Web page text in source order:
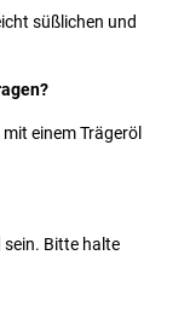
süßlichen und
einem Trägeröl
sein. Bitte halte